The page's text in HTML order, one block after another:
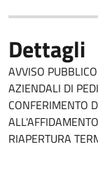
Dettagli
AVVISO
AZIENDALI DI
CONFERIMENTO
RIAPERTURA